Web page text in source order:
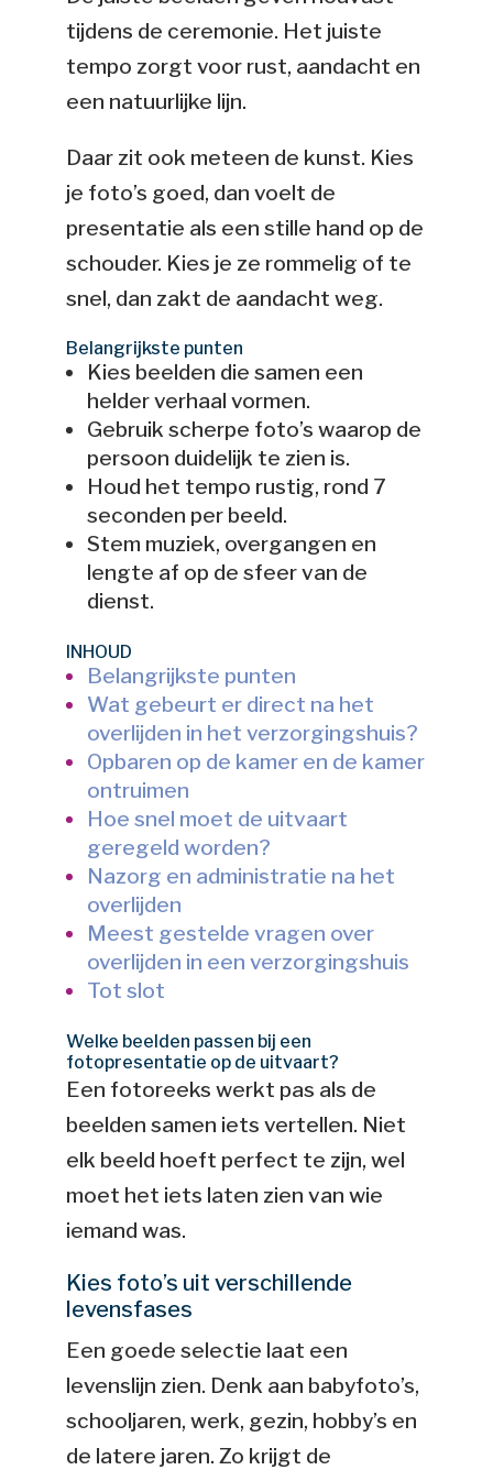
tijdens de ceremonie. Het juiste
tempo zorgt voor rust, aandacht en
een natuurlijke lijn.
Daar zit ook meteen de kunst. Kies
je foto’s goed, dan voelt de
presentatie als een stille hand op de
schouder. Kies je ze rommelig of te
snel, dan zakt de aandacht weg.
Belangrijkste punten
Kies beelden die samen een
helder verhaal vormen.
Gebruik scherpe foto’s waarop de
persoon duidelijk te zien is.
Houd het tempo rustig, rond 7
seconden per beeld.
Stem muziek, overgangen en
lengte af op de sfeer van de
dienst.
INHOUD
Belangrijkste punten
Wat gebeurt er direct na het
overlijden in het verzorgingshuis?
Opbaren op de kamer en de kamer
ontruimen
Hoe snel moet de uitvaart
geregeld worden?
Nazorg en administratie na het
overlijden
Meest gestelde vragen over
overlijden in een verzorgingshuis
Tot slot
Welke beelden passen bij een
fotopresentatie op de uitvaart?
Een fotoreeks werkt pas als de
beelden samen iets vertellen. Niet
elk beeld hoeft perfect te zijn, wel
moet het iets laten zien van wie
iemand was.
Kies foto’s uit verschillende
levensfases
Een goede selectie laat een
levenslijn zien. Denk aan babyfoto’s,
schooljaren, werk, gezin, hobby’s en
de latere jaren. Zo krijgt de